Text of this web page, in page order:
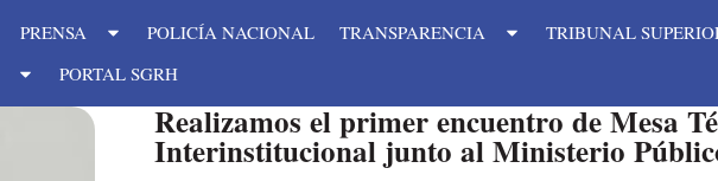
PRENSA POLICÍA NACIONAL TRANSPARENCIA TRIBUNAL
PORTAL SGRH
Realizamos el primer encuentro de Mesa
Interinstitucional junto al Ministerio